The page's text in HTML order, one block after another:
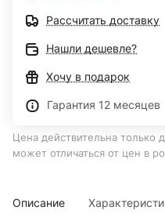
Рассчитать доставку
Нашли дешевле?
Хочу в подарок
Гарантия 12 месяцев
Цена действительна только
может отличаться от цен в
Описание